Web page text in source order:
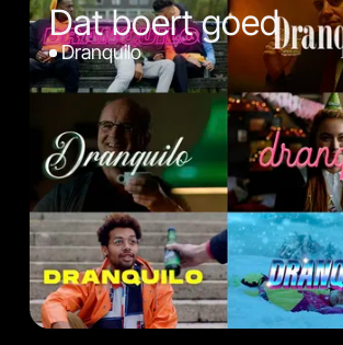
Dat boert goed
Dranquilo